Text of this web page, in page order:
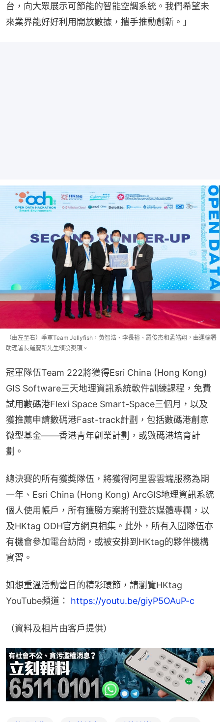
台，向大眾展示可節能的智能空調系統。我們希望未
來業界能好好利用開放數據，攜手推動創新。」
（由左至右）季軍Team Jellyfish，黃智浩、李長裕、羅俊杰和孟皓翔，由運輸署
助理署長羅慶新先生頒發奬項。
冠軍隊伍Team 222將獲得Esri China (Hong Kong)
GIS Software三天地理資訊系統軟件訓練課程，免費
試用數碼港Flexi Space Smart-Space三個月，以及
獲推薦申請數碼港Fast-track計劃，包括數碼港創意
微型基金――香港青年創業計劃，或數碼港培育計
劃。
總決賽的所有獲奬隊伍，將獲得阿里雲雲端服務為期
一年、Esri China (Hong Kong) ArcGIS地理資訊系統
個人使用帳戶，所有獲勝方案將刊登於媒體專欄，以
及HKtag ODH官方網頁相集。此外，所有入圍隊伍亦
有機會參加電台訪問，或被安排到HKtag的夥伴機構
實習。
如想重溫活動當日的精彩環節，請瀏覽HKtag
YouTube頻道： https://youtu.be/giyP5OAuP-c
（資料及相片由客戶提供）